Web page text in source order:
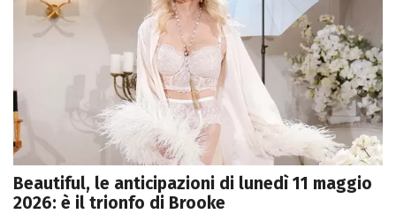
Beautiful, le anticipazioni di lunedì 11 maggio
2026: è il trionfo di Brooke